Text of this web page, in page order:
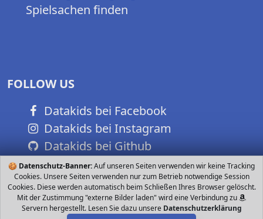
🍪 Datenschutz-Banner:Auf unseren Seiten verwenden wir keine Tracking
Cookies. Unsere Seiten verwenden nur zum Betrieb notwendige Session
Cookies. Diese werden automatisch beim Schließen Ihres Browser gelöscht.
Mit der Zustimmung "externe Bilder laden" wird eine Verbindung zu
Servern hergestellt. Lesen Sie dazu unsere Datenschutzerklärung
Spielsachen finden
FOLLOW US
Datakids bei Facebook
Datakids bei Instagram
Datakids bei Github